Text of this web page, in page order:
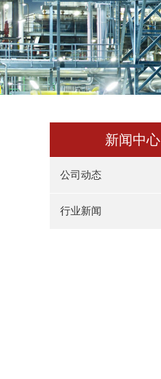
新闻中心
公司动态
行业新闻